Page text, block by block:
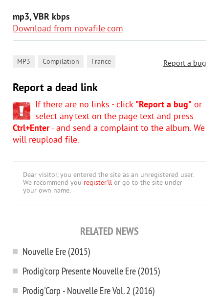
mp3, VBR kbps
Download from novafile.com
Report a bug
MP3 Compilation France
Report a dead link
If there are no links - click "Report a bug" or
select any text on the page text and press
Ctrl+Enter- and send a complaint to the album. We
will reupload file.
Dear visitor, you entered the site as an unregistered user.
We recommend you register'll or go to the site under
your own name.
RELATED NEWS
Nouvelle Ere (2015)
Prodig'corp Presente Nouvelle Ere (2015)
Prodig'Corp - Nouvelle Ere Vol. 2 (2016)